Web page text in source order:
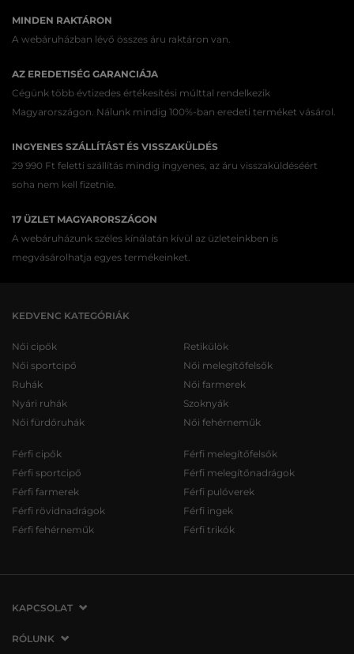
MINDEN RAKTÁRON
A webáruházban lévő összes áru raktáron van.
AZ EREDETISÉG GARANCIÁJA
Cégünk több évtizedes értékesítési múlttal rendelkezik
Magyarországon. Nálunk mindig 100%-ban eredeti terméket vásárol.
INGYENES SZÁLLÍTÁST ÉS VISSZAKÜLDÉS
29 990 Ft feletti szállítás mindig ingyenes, az áru visszaküldéséért
soha nem kell fizetnie.
17 ÜZLET MAGYARORSZÁGON
A webáruházunk széles kínálatán kívül az üzleteinkben is
megvásárolhatja egyes termékeinket.
KEDVENC KATEGÓRIÁK
Női cipők
Női sportcipő
Ruhák
Nyári ruhák
Női fürdőruhák
Retikülök
Női melegítőfelsők
Női farmerek
Szoknyák
Női fehérneműk
Férfi cipők
Férfi sportcipő
Férfi farmerek
Férfi rövidnadrágok
Férfi fehérneműk
Férfi melegítőfelsők
Férfi melegítőnadrágok
Férfi pulóverek
Férfi ingek
Férfi trikók
KAPCSOLAT
VERMONT Services Slovakia s. r. o.
RÓLUNK